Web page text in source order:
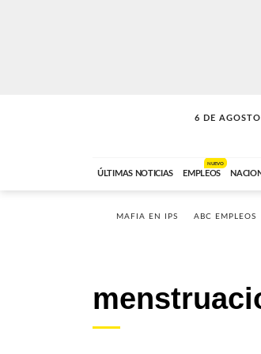
6 DE
LA
ÚLTIMAS NOTICIAS EMPLEOS
NUEVO
MAFIA EN IPS ABC EMPLEOS